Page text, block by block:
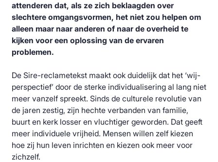
attenderen dat, als ze zich beklaagden over
slechtere omgangsvormen, het niet zou helpen om
alleen maar naar anderen of naar de overheid te
kijken voor een oplossing van de ervaren
problemen.
De Sire-reclametekst maakt ook duidelijk dat het ‘wij-
perspectief’ door de sterke individualisering al lang niet
meer vanzelf spreekt. Sinds de culturele revolutie van
de jaren zestig, zijn hechte verbanden van familie,
buurt en kerk losser en vluchtiger geworden. Dat geeft
meer individuele vrijheid. Mensen willen zelf kiezen
hoe zij hun leven inrichten en kiezen ook meer voor
zichzelf.